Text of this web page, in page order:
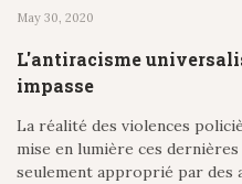
May 30, 2020
L'antiracisme
impasse
La réalité des violences
mise en lumière ces
seulement approprié par des